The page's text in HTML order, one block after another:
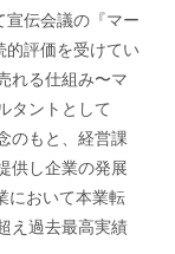
宣伝会議の『マー
的評価を受けてい
れる仕組み〜マ
タントとして
のもと、経営課
供し企業の発展
において本業転
え過去最高実績